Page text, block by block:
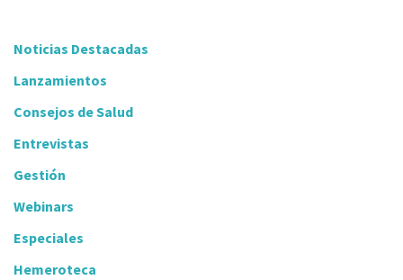
Noticias Destacadas
Lanzamientos
Consejos de Salud
Entrevistas
Gestión
Webinars
Especiales
Hemeroteca